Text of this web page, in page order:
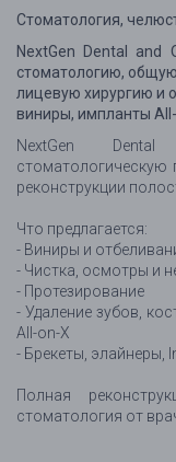
Стоматология,
NextGen Dental and
стоматологию,
лицевую хирургию и
виниры, импланты
NextGen
реконструкции
Что предлагается:
- Виниры и
- Чистка, осмотры и
- Протезирование
- Удаление зубов,
All-on-X
- Брекеты, элайнеры,
Полная
стоматология от